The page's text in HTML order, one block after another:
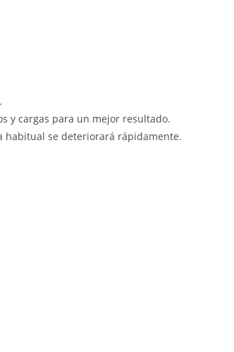
.
y cargas para un mejor resultado.
habitual se deteriorará rápidamente.